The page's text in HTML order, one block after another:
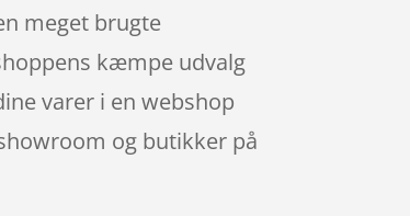
meget brugte
kæmpe udvalg
varer i en webshop
og butikker på